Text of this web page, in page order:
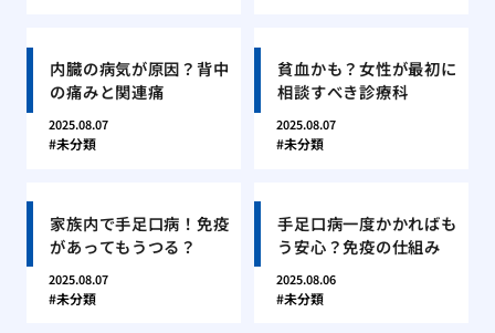
内臓の病気が原因？背中
の痛みと関連痛
2025.08.07
未分類
貧血かも？女性が最初に
相談すべき診療科
2025.08.07
未分類
家族内で手足口病！免疫
があってもうつる？
2025.08.07
未分類
手足口病一度かかればも
う安心？免疫の仕組み
2025.08.06
未分類